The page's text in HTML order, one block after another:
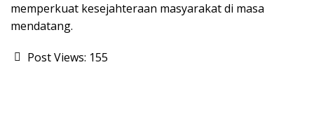
memperkuat kesejahteraan masyarakat di masa
mendatang.
Post Views: 155